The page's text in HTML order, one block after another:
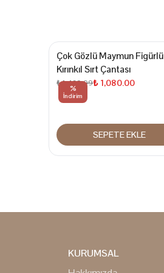
%
İndirim
Çok Gözlü Maymun Figürlü
Kırınkıl Sırt Çantası
₺ 1,439.99₺ 1,080.00
SEPETE EKLE
KURUMSAL